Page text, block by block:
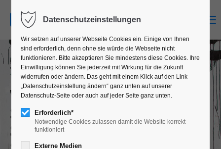
FREIE ARBEITEN¶
WOLFS­ZEIT¶
SCHÖPFUNGS-MYTHOS
SCHÄDEL­HEIM¶DÄMON-
Datenschutzeinstellungen
Wir setzen auf unserer Webseite Cookies ein. Einige von Ihnen
sind erforderlich, denn ohne sie würde die Webseite nicht
funktionieren. Bitte akzeptieren Sie mindestens diese Cookies. Ihre
Einwilligung können Sie jederzeit mit Wirkung für die Zukunft
widerrufen oder ändern. Das geht mit einem Klick auf den Link
„Datenschutzeinstellung ändern“ ganz unten auf unserer
Datenschutz-Seite oder auch auf jeder Seite ganz unten.
Erforderlich*
Notwendige Cookies zulassen damit die Website korrekt
funktioniert
Externe Medien